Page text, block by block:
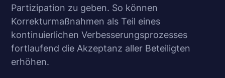
Partizipation zu geben. So können
Korrekturmaßnahmen als Teil eines
kontinuierlichen Verbesserungsprozesses
fortlaufend die Akzeptanz aller Beteiligten
erhöhen.